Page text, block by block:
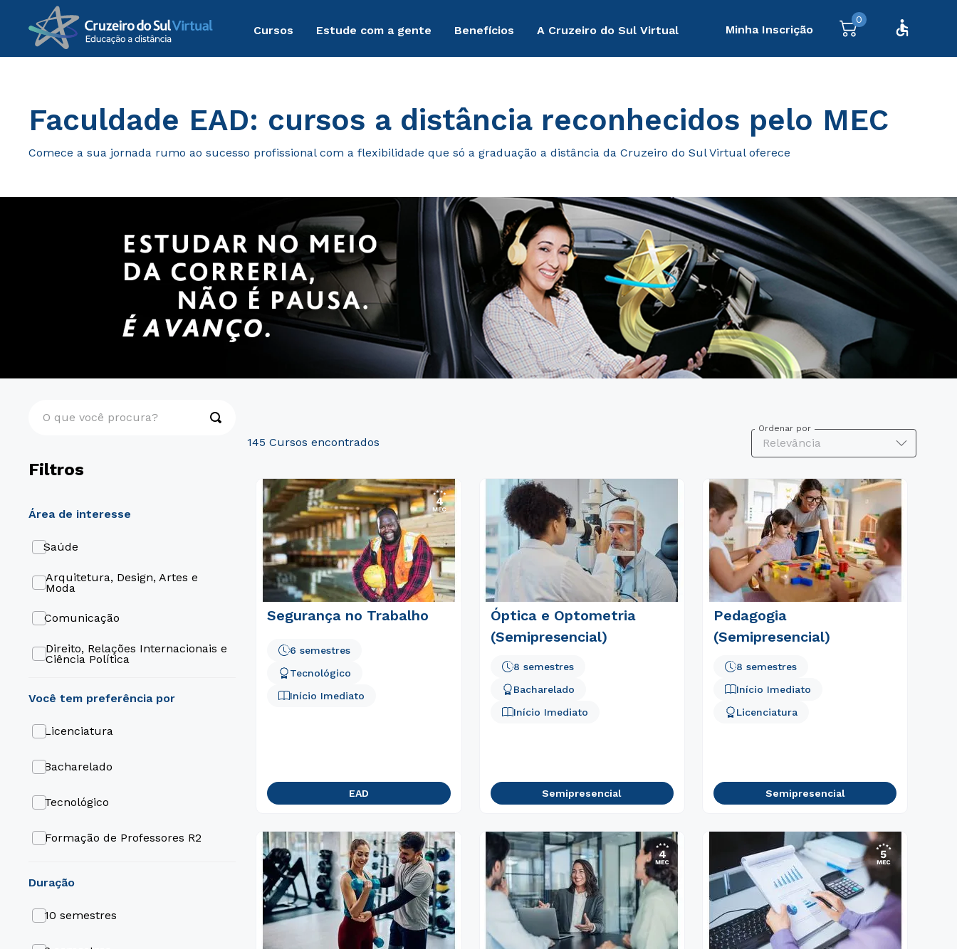
Cursos Estude com a gente Benefícios A Cruzeiro do Sul Virtual Minha Inscrição
0
Faculdade EAD: cursos a distância reconhecidos pelo MEC
Comece a sua jornada rumo ao sucesso profissional com a flexibilidade que só a graduação a distância da Cruzeiro do Sul Virtual oferece
Filtros
área de interesse
Saúde
Arquitetura, Design, Artes e
Moda
Comunicação
Direito, Relações Internacionais e
Ciência Política
Engenharia e Tecnologia
Gestão e Negócios
Gastronomia e Hospitalidade
duração
10 semestres
Licenciatura
Bacharelado
Tecnológico
Formação de Professores R2
145
Ordenar por
Relevância
Segurança no Trabalho
Tecnológico
Início Imediato
6 semestres
EAD
Óptica e Optometria
(Semipresencial)
8 semestres
Bacharelado
Início Imediato
Semipresencial
Pedagogia
(Semipresencial)
Início Imediato
8 semestres
Licenciatura
Semipresencial